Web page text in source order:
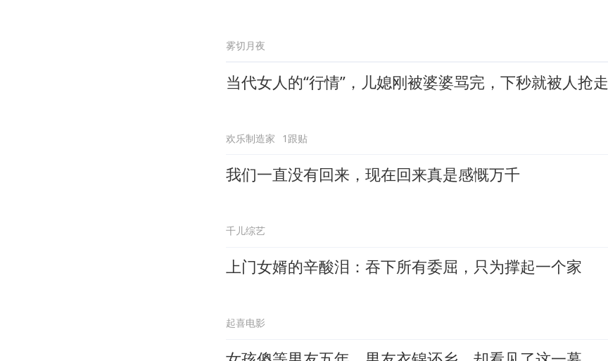
雾切月夜
当代女人的“行情”，儿媳刚被婆婆骂完，下秒就被人抢走
欢乐制造家 1跟贴
我们一直没有回来，现在回来真是感慨万千
千儿综艺
上门女婿的辛酸泪：吞下所有委屈，只为撑起一个家
起喜电影